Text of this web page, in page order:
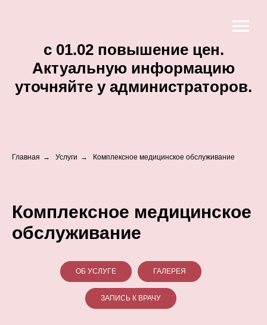
c 01.02 повышение цен.
Актуальную информацию
уточняйте у администраторов.
Главная → Услуги → Комплексное медицинское обслуживание
Комплексное медицинское
обслуживание
ОБ УСЛУГЕ ГАЛЕРЕЯ
ЗАПИСЬ К ВРАЧУ